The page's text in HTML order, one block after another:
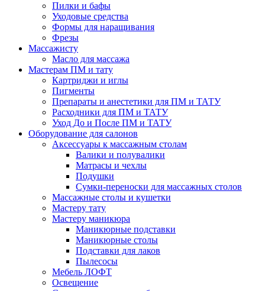
Пилки и бафы
Уходовые средства
Формы для наращивания
Фрезы
Массажисту
Масло для массажа
Мастерам ПМ и тату
Картриджи и иглы
Пигменты
Препараты и анестетики для ПМ и ТАТУ
Расходники для ПМ и ТАТУ
Уход До и После ПМ и ТАТУ
Оборудование для салонов
Аксессуары к массажным столам
Валики и полувалики
Матрасы и чехлы
Подушки
Сумки-переноски для массажных столов
Массажные столы и кушетки
Мастеру тату
Мастеру маникюра
Маникюрные подставки
Маникюрные столы
Подставки для лаков
Пылесосы
Мебель ЛОФТ
Освещение